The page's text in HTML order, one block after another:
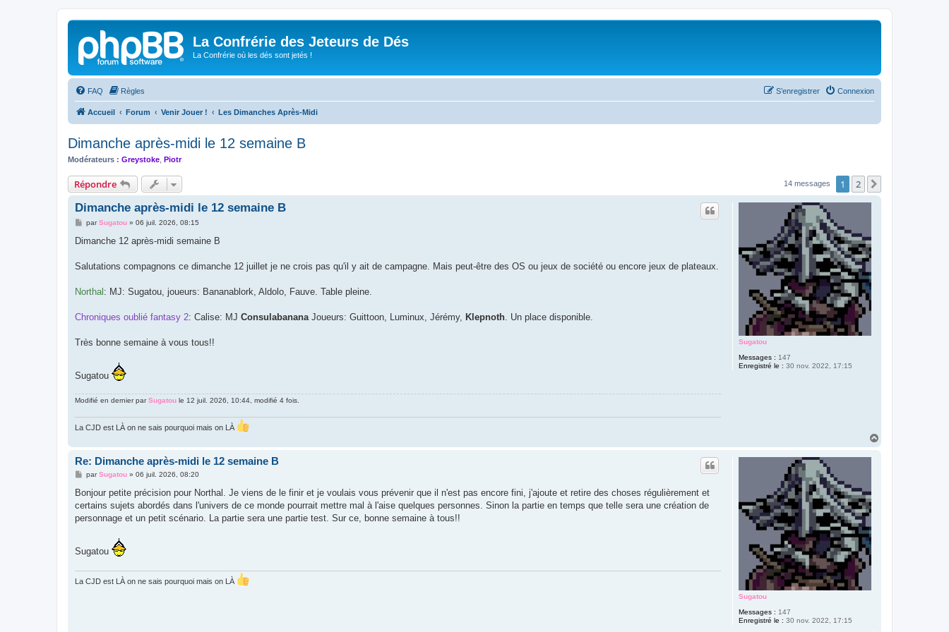
La Confrérie des Jeteurs de Dés
La Confrérie où les dés sont jetés !
FAQ Règles Connexion
S’enregistrer
Accueil Forum Venir Jouer ! Les Dimanches Après-Midi
Dimanche après-midi le 12 semaine B
Modérateurs : Greystoke Piotr
Répondre 14 messages 1 2
Sugatou
Messages : 147
Enregistré le : 30 nov. 2022, 17:15
Dimanche après-midi le 12 semaine B
M
s
g
parSugatou» 06 juil. 2026, 08:15
Dimanche 12 après-midi semaine B
Salutations compagnons ce dimanche 12 juillet je ne crois pas qu'il y ait de campagne. Mais peut-être des OS ou jeux de société ou encore jeux de plateaux.
Northal : MJ: Sugatou, joueurs: Bananablork, Aldolo, Fauve. Table pleine.
Chroniques oublié fantasy 2: Calise: MJ ConsulabananaJoueurs: Guittoon, Luminux, Jérémy, Klepnoth. Un place disponible.
Très bonne semaine à vous tous!!
Sugatou
Modifié en dernier parSugatou le 12 juil. 2026, 10:44, modifié 4 fois.
La CJD est LÀ on ne sais pourquoi mais on LÀ
Sugatou
Messages : 147
Enregistré le : 30 nov. 2022, 17:15
Re: Dimanche après-midi le 12 semaine B
M
s
a
g
parSugatou» 06 juil. 2026, 08:20
Bonjour petite précision pour Northal. Je viens de le finir et je voulais vous prévenir que il n'est pas encore fini, j'ajoute et retire des choses régulièrement et
certains sujets abordés dans l'univers de ce monde pourrait mettre mal à l'aise quelques personnes. Sinon la partie en temps que telle sera une création de
personnage et un petit scénario. La partie sera une partie test. Sur ce, bonne semaine à tous!!
Sugatou
La CJD est LÀ on ne sais pourquoi mais on LÀ